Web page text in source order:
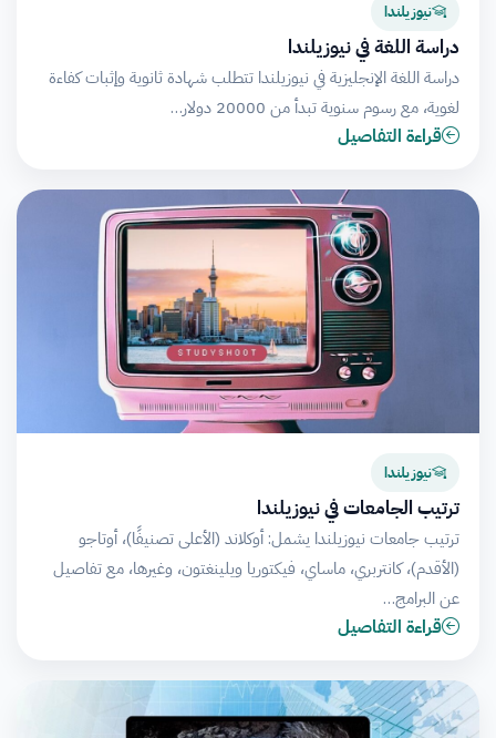
نيوزيلندا
دراسة اللغة في نيوزيلندا
دراسة اللغة الإنجليزية في نيوزيلندا تتطلب شهادة ثانوية وإثبات كفاءة
لغوية، مع رسوم سنوية تبدأ من 20000 دولار…
قراءة التفاصيل
نيوزيلندا
ترتيب الجامعات في نيوزيلندا
ترتيب جامعات نيوزيلندا يشمل: أوكلاند (الأعلى تصنيفًا)، أوتاجو
(الأقدم)، كانتربري، ماساي، فيكتوريا ويلينغتون، وغيرها، مع تفاصيل
عن البرامج…
قراءة التفاصيل